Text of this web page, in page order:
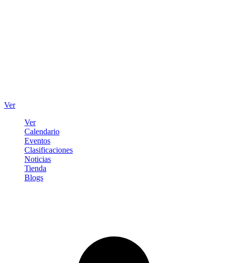
Ver
Ver
Calendario
Eventos
Clasificaciones
Noticias
Tienda
Blogs